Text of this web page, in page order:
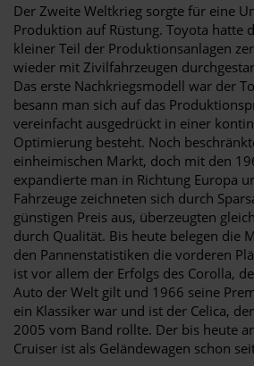
Der Zweite Weltkrieg sorgte für eine
Produktion auf Rüstung. Toyota hatte
kleiner Teil der Produktionsanlagen
wieder mit Zivilfahrzeugen
Das erste Nachkriegsmodell war der
besann man sich auf das
vereinfacht ausgedrückt in einer
Optimierung besteht. Noch
einheimischen Markt, doch mit den
expandierte man in Richtung Europa
Fahrzeuge zeichneten sich durch
günstigen Preis aus, überzeugten
durch Qualität. Bis heute belegen die
den Pannenstatistiken die vorderen
ist vor allem der Erfolgs des Corolla,
Auto der Welt gilt und 1966 seine
ein Klassiker war und ist der Celica,
2005 vom Band rollte. Der bis heute
Cruiser ist als Geländewagen schon